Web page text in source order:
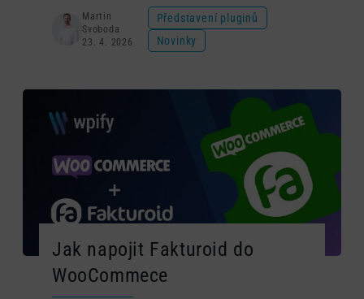
dní zdarma.
Martin
Svoboda
23. 4. 2026
Představení pluginů
Novinky
Jak napojit Fakturoid do
WooCommece